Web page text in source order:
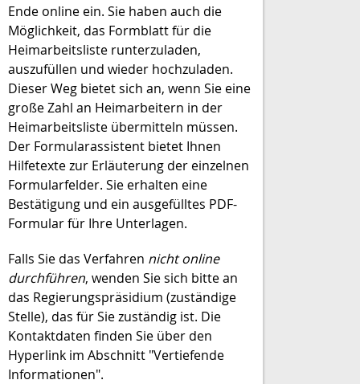
Ende online ein. Sie haben auch die
Möglichkeit, das Formblatt für die
Heimarbeitsliste runterzuladen,
auszufüllen und wieder hochzuladen.
Dieser Weg bietet sich an, wenn Sie eine
große Zahl an Heimarbeitern in der
Heimarbeitsliste übermitteln müssen.
Der Formularassistent bietet Ihnen
Hilfetexte zur Erläuterung der einzelnen
Formularfelder. Sie erhalten eine
Bestätigung und ein ausgefülltes PDF-
Formular für Ihre Unterlagen.
Falls Sie das Verfahren nicht online
durchführen, wenden Sie sich bitte an
das Regierungspräsidium (zuständige
Stelle), das für Sie zuständig ist. Die
Kontaktdaten finden Sie über den
Hyperlink im Abschnitt "Vertiefende
Informationen".